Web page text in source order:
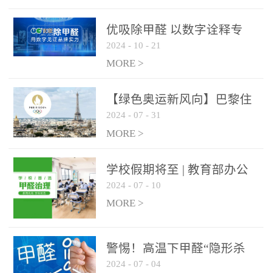
优吸除甲醛 以数字诠释专
业，尽显除醛品牌实力！
2024 - 10 - 21
MORE >
【绿色奥运新风向】巴黎住
宿风波：优吸环保共建健康
绿色家居
2024 - 07 - 31
MORE >
学校假期将至 | 教育部办公
厅关于加强学校新建校舍室
内空气质量管理通知
2024 - 07 - 10
MORE >
警惕！高温下甲醛“隐形杀
手”来袭，你的家安全吗？
2024 - 07 - 04